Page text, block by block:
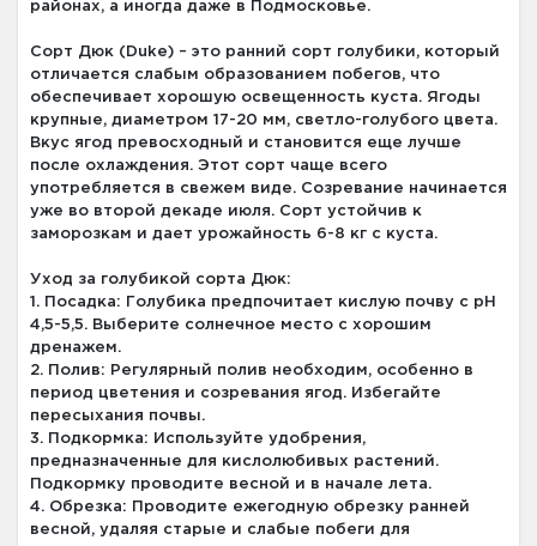
районах, а иногда даже в Подмосковье.
Сорт Дюк (Duke) – это ранний сорт голубики, который
отличается слабым образованием побегов, что
обеспечивает хорошую освещенность куста. Ягоды
крупные, диаметром 17-20 мм, светло-голубого цвета.
Вкус ягод превосходный и становится еще лучше
после охлаждения. Этот сорт чаще всего
употребляется в свежем виде. Созревание начинается
уже во второй декаде июля. Сорт устойчив к
заморозкам и дает урожайность 6-8 кг с куста.
Уход за голубикой сорта Дюк:
1. Посадка: Голубика предпочитает кислую почву с pH
4,5-5,5. Выберите солнечное место с хорошим
дренажем.
2. Полив: Регулярный полив необходим, особенно в
период цветения и созревания ягод. Избегайте
пересыхания почвы.
3. Подкормка: Используйте удобрения,
предназначенные для кислолюбивых растений.
Подкормку проводите весной и в начале лета.
4. Обрезка: Проводите ежегодную обрезку ранней
весной, удаляя старые и слабые побеги для